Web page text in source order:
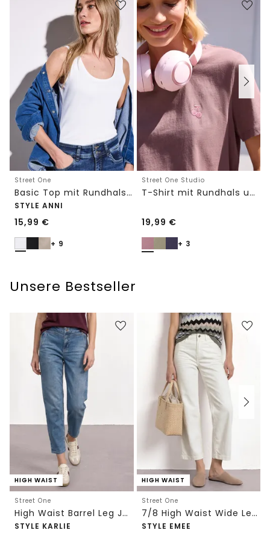
Street One
Basic Top mit Rundhals in Unifarbe
STYLE ANNI
15,99 €
+ 9
Street One Studio
T-Shirt mit Rundhals und Embroidery-Detail
19,99 €
+ 3
Unsere Bestseller
HIGH WAIST
Street One
High Waist Barrel Leg Jeans im Loose Fit
STYLE KARLIE
HIGH WAIST
Street One
7/8 High Waist Wide Leg Jeans im Loose Fit
STYLE EMEE